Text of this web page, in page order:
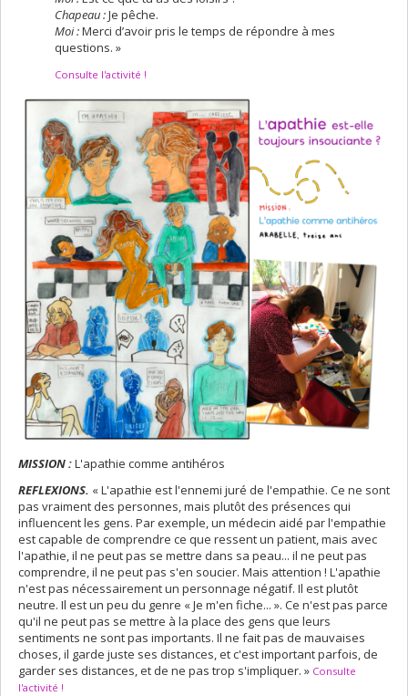
Chapeau :Je pêche.
Moi :Merci d’avoir pris le temps de répondre à mes
questions. »
Consulte l'activité !
MISSION :L'apathie comme antihéros
REFLEXIONS. « L'apathie est l'ennemi juré de l'empathie. Ce ne sont
pas vraiment des personnes, mais plutôt des présences qui
influencent les gens. Par exemple, un médecin aidé par l'empathie
est capable de comprendre ce que ressent un patient, mais avec
l'apathie, il ne peut pas se mettre dans sa peau... il ne peut pas
comprendre, il ne peut pas s'en soucier. Mais attention ! L'apathie
n'est pas nécessairement un personnage négatif. Il est plutôt
neutre. Il est un peu du genre « Je m'en fiche... ». Ce n'est pas parce
qu'il ne peut pas se mettre à la place des gens que leurs
sentiments ne sont pas importants. Il ne fait pas de mauvaises
choses, il garde juste ses distances, et c'est important parfois, de
garder ses distances, et de ne pas trop s'impliquer. » Consulte
l'activité !